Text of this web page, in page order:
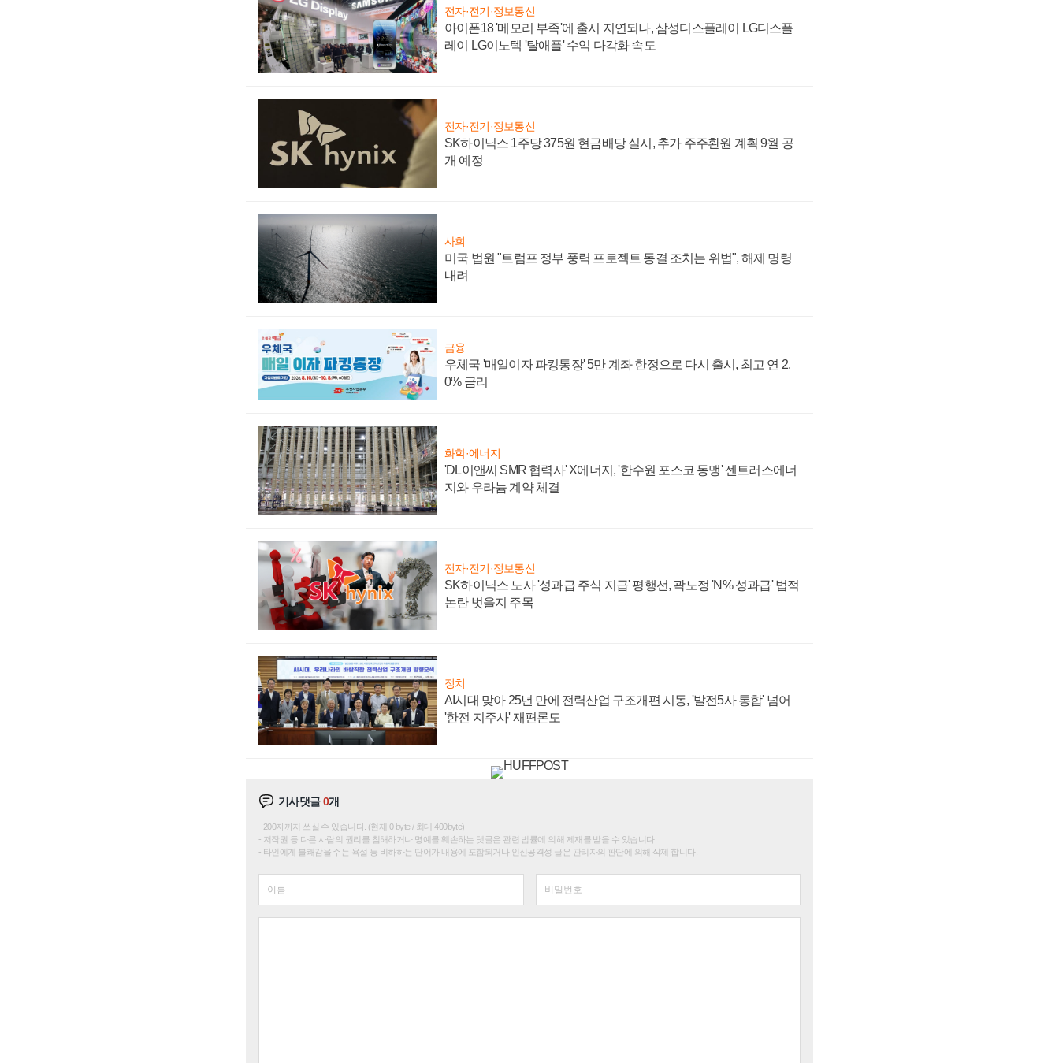
전자·전기·정보통신
아이폰18 '메모리 부족'에 출시 지연되나, 삼성디스플레이 LG디스플
레이 LG이노텍 '탈애플' 수익 다각화 속도
전자·전기·정보통신
SK하이닉스 1주당 375원 현금배당 실시, 추가 주주환원 계획 9월 공
개 예정
사회
미국 법원 "트럼프 정부 풍력 프로젝트 동결 조치는 위법", 해제 명령
내려
금융
우체국 '매일이자 파킹통장' 5만 계좌 한정으로 다시 출시, 최고 연 2.
0% 금리
화학·에너지
'DL이앤씨 SMR 협력사' X에너지, '한수원 포스코 동맹' 센트러스에너
지와 우라늄 계약 체결
전자·전기·정보통신
SK하이닉스 노사 '성과급 주식 지급' 평행선, 곽노정 'N% 성과급' 법적
논란 벗을지 주목
정치
AI시대 맞아 25년 만에 전력산업 구조개편 시동, '발전5사 통합' 넘어
'한전 지주사' 재편론도
기사댓글0개
200자까지 쓰실 수 있습니다. (현재 0 byte / 최대 400byte)
저작권 등 다른 사람의 권리를 침해하거나 명예를 훼손하는 댓글은 관련 법률에 의해 제재를 받을 수 있습니다.
타인에게 불쾌감을 주는 욕설 등 비하하는 단어가 내용에 포함되거나 인신공격성 글은 관리자의 판단에 의해 삭제 합니다.